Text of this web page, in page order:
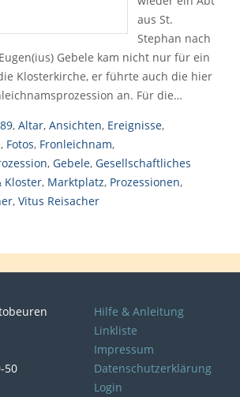
aus St.
Stephan nach
Gebele kam nicht nur für ein
Klosterkirche, er führte auch die hier
an. Für die…
, Altar, Ansichten, Ereignisse,
, Fotos, Fronleichnam,
, Gebele, Gesellschaftliches
Kloster, Marktplatz, Prozessionen,
, Vitus Reisacher
50
Hilfe & Anleitung
Linkliste
Impressum
Datenschutzerklärung
Login